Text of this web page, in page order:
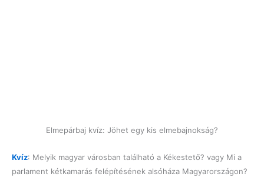
Elmepárbaj kvíz: Jöhet egy kis elmebajnokság?
Kvíz: Melyik magyar városban található a Kékestető? vagy Mi a
parlament kétkamarás felépítésének alsóháza Magyarországon?